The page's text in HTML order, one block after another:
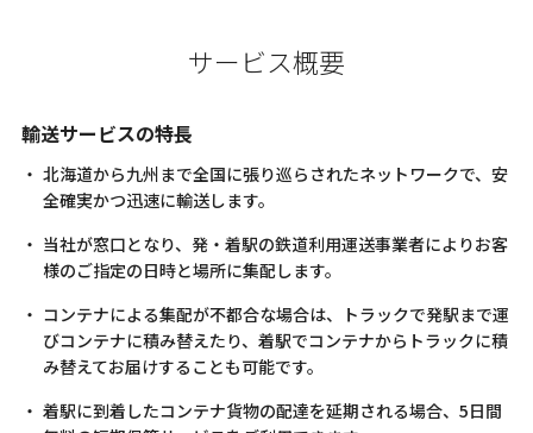
サービス概要
輸送サービスの特長
北海道から九州まで全国に張り巡らされたネットワークで、安
全確実かつ迅速に輸送します。
当社が窓口となり、発・着駅の鉄道利用運送事業者によりお客
様のご指定の日時と場所に集配します。
コンテナによる集配が不都合な場合は、トラックで発駅まで運
びコンテナに積み替えたり、着駅でコンテナからトラックに積
み替えてお届けすることも可能です。
着駅に到着したコンテナ貨物の配達を延期される場合、5日間